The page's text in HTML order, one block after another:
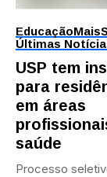
EducaçãoMais
Últimas
USP tem
para
em áreas
saúde
Processo